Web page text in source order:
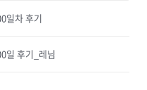
일차 후기
일 후기_레님